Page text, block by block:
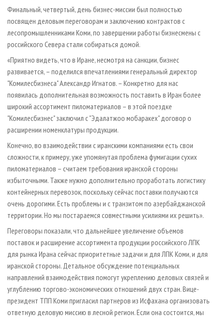
Финальный, четвертый, день бизнес-миссии был полностью
посвящен деловым переговорам и заключению контрактов с
лесопромышленниками Коми, по завершении работы бизнесмены с
российского Севера стали собираться домой.
«Приятно видеть, что в Иране, несмотря на санкции, бизнес
развивается, – поделился впечатлениями генеральный директор
"Комилесбизнеса" Александр Игнатов. – Конкретно для нас
появилась дополнительная возможность поставить в Иран более
широкий ассортимент пиломатериалов – в этой поездке
"Комилесбизнес" заключил с "Эдалатжоо мобаракех" договор о
расширении номенклатуры продукции.
Конечно, во взаимодействии с иранскими компаниями есть свои
сложности, к примеру, уже упомянутая проблема фумигации сухих
пиломатериалов – считаем требования иранской стороны
избыточными. Также нужно дополнительно проработать логистику
контейнерных перевозок, поскольку сейчас поставки получаются
очень дорогими. Есть проблемы и с транзитом по азербайджанской
территории. Но мы постараемся совместными усилиями их решить».
Переговоры показали, что дальнейшее увеличение объемов
поставок и расширение ассортимента продукции российского ЛПК
для рынка Ирана сейчас приоритетные задачи и для ЛПК Коми, и для
иранской стороны. Детальное обсуждение потенциальных
направлений взаимодействия помогут укреплению деловых связей и
углублению торгово-экономических отношений двух стран. Вице-
президент ТПП Коми пригласил партнеров из Исфахана организовать
ответную деловую миссию в лесной регион. Если она состоится, мы